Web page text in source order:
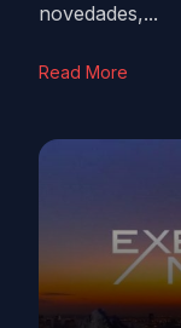
novedades,...
Read More